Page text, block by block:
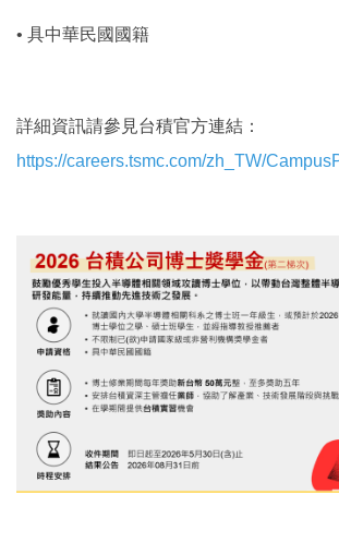
• 具中華民國國籍
詳細資訊請參見台積官方連結：
https://careers.tsmc.com/zh_TW/